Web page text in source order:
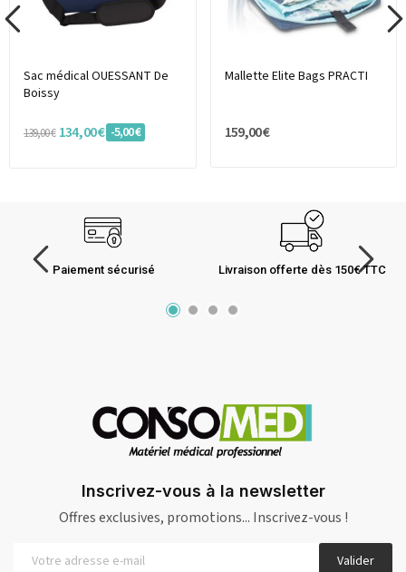
Sac médical OUESSANT De
Boissy
139,00 € 134,00 € -5,00 €
Mallette Elite Bags PRACTI
159,00 €
Paiement sécurisé Livraison offerte dès 150€ TTC
Inscrivez-vous à la newsletter
Offres exclusives, promotions... Inscrivez-vous !
Valider